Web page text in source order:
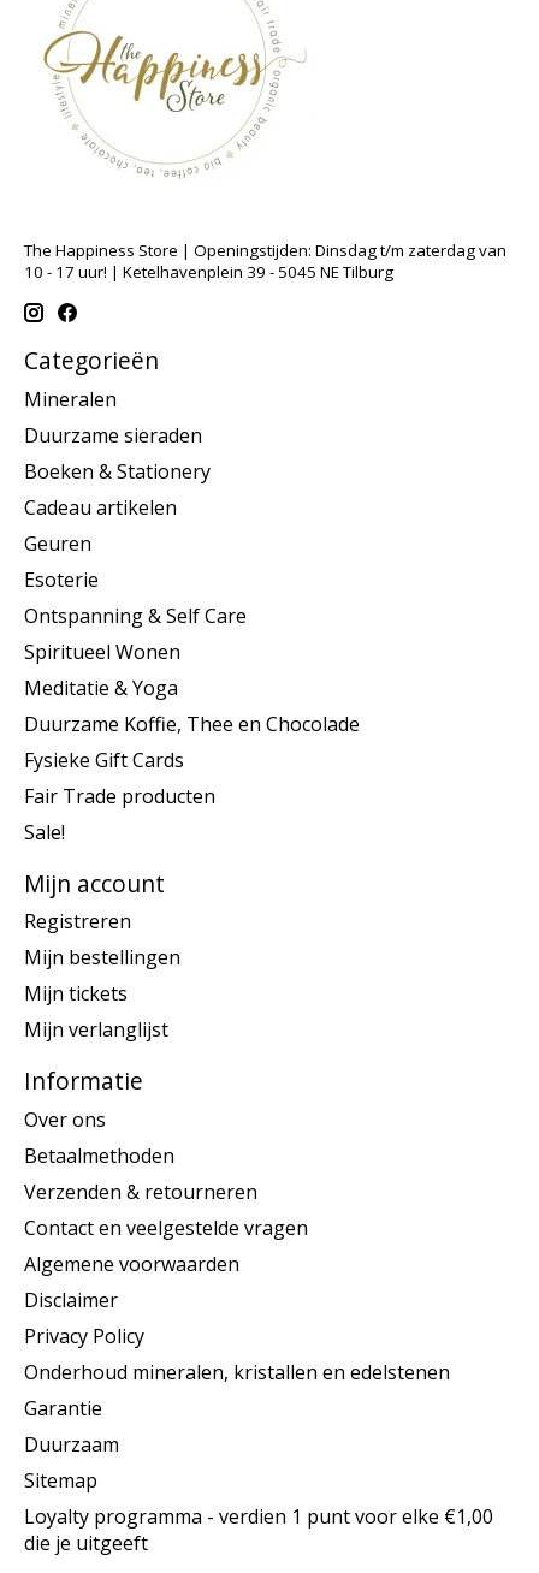
The Happiness Store | Openingstijden: Dinsdag t/m zaterdag van
10 - 17 uur! | Ketelhavenplein 39 - 5045 NE Tilburg
Categorieën
Mineralen
Duurzame sieraden
Boeken & Stationery
Cadeau artikelen
Geuren
Esoterie
Ontspanning & Self Care
Spiritueel Wonen
Meditatie & Yoga
Duurzame Koffie, Thee en Chocolade
Fysieke Gift Cards
Fair Trade producten
Sale!
Mijn account
Registreren
Mijn bestellingen
Mijn tickets
Mijn verlanglijst
Informatie
Over ons
Betaalmethoden
Verzenden & retourneren
Contact en veelgestelde vragen
Algemene voorwaarden
Disclaimer
Privacy Policy
Onderhoud mineralen, kristallen en edelstenen
Garantie
Duurzaam
Sitemap
Loyalty programma - verdien 1 punt voor elke €1,00
die je uitgeeft